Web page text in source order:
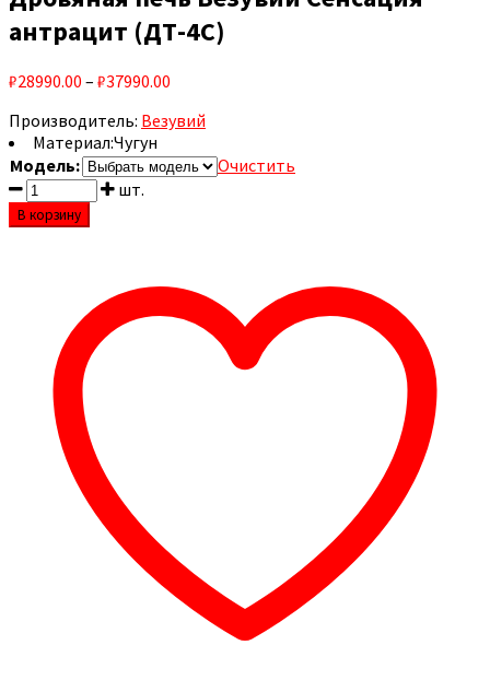
антрацит (ДТ-4С)
₽28990.00 – ₽37990.00
Производитель: Везувий
Материал:Чугун
Модель:
Очистить
шт.
В корзину